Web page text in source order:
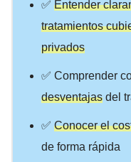
✅ Entender
tratamientos
privados
✅ Comprender
desventajas del
✅ Conocer el
de forma rápida